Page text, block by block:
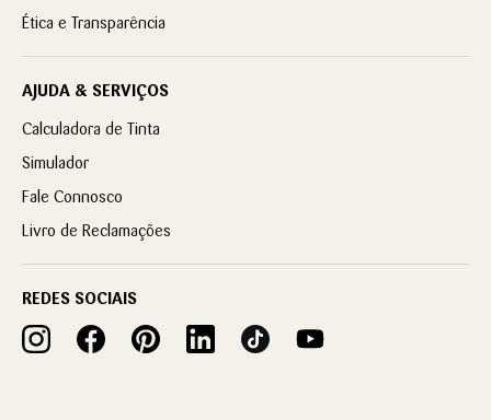
Ética e Transparência
AJUDA & SERVIÇOS
Calculadora de Tinta
Simulador
Fale Connosco
Livro de Reclamações
REDES SOCIAIS